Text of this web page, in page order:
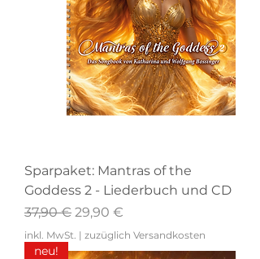
Sparpaket: Mantras of the
Goddess 2 - Liederbuch und CD
Standardpreis
37,90 € Sale-Preis
29,90 €
inkl. MwSt. | zuzüglich Versandkosten
neu!